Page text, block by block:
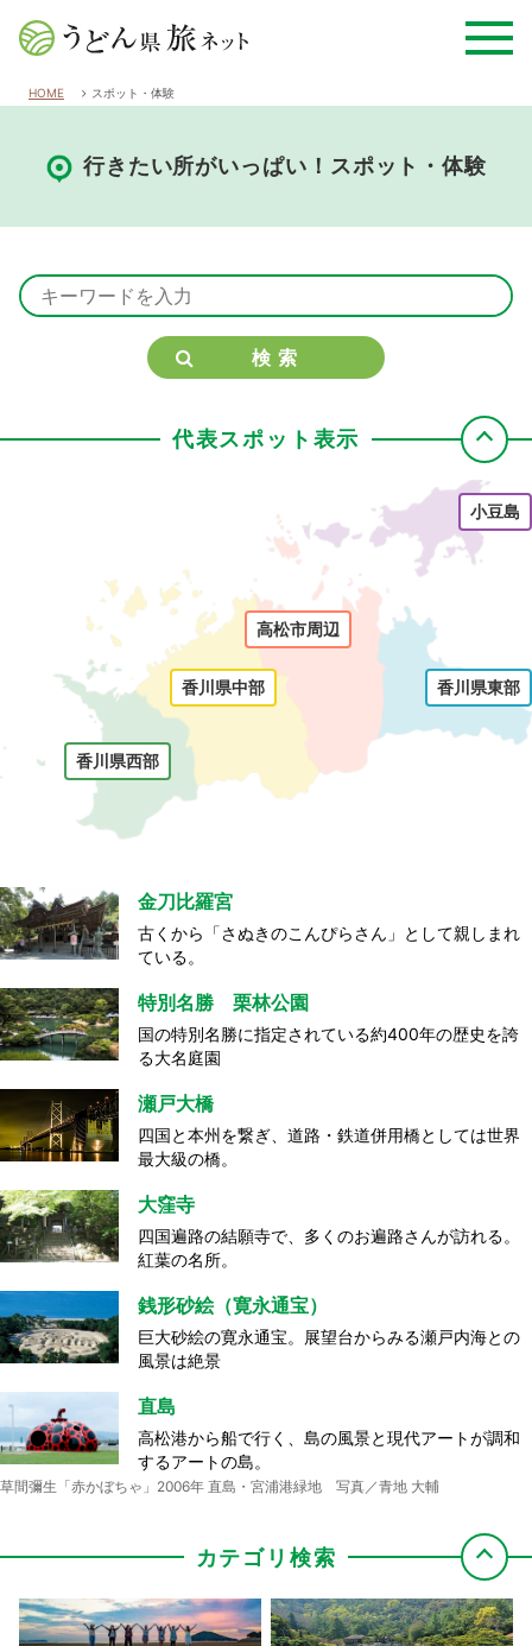
HOME スポット・体験
行きたい所がいっぱい！スポット・体験
検索
代表スポット表示
高松市周辺
香川県東部
香川県中部
香川県西部
小豆島
金刀比羅宮
古くから「さぬきのこんぴらさん」として親しまれ
ている。
特別名勝 栗林公園
国の特別名勝に指定されている約400年の歴史を誇
る大名庭園
瀬戸大橋
四国と本州を繋ぎ、道路・鉄道併用橋としては世界
最大級の橋。
大窪寺
四国遍路の結願寺で、多くのお遍路さんが訪れる。
紅葉の名所。
銭形砂絵（寛永通宝）
巨大砂絵の寛永通宝。展望台からみる瀬戸内海との
風景は絶景
直島
高松港から船で行く、島の風景と現代アートが調和
するアートの島。
草間彌生「赤かぼちゃ」2006年 直島・宮浦港緑地 写真／青地 大輔
屋島
景・夜景はおすすめ。
ドルフィンセンター
ができる
丸亀城
の名城。
海員学校（粟島）
学校校舎跡。
エンジェルロード
叶う天使の道。
カテゴリ検索